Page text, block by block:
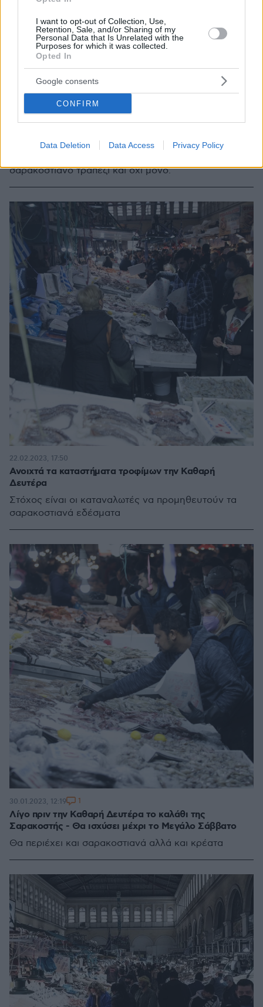
I want to opt-out of Collection, Use,
Retention, Sale, and/or Sharing of my
Personal Data that Is Unrelated with the
Purposes for which it was collected.
Opted In
Google consents
CONFIRM
Data Deletion Data Access Privacy Policy
Η ταραμοσαλάτα είναι από τους πιο δημοφιλείς
σαρακοστιανό τραπέζι και όχι μόνο.
24.02.2023, 10:40
Ανοιχτά τα καταστήματα τροφίμων την Καθαρή
Δευτέρα
Στόχος είναι οι καταναλωτές να προμηθευτούν τα
σαρακοστιανά εδέσματα
22.02.2023, 17:50
Λίγο πριν την Καθαρή Δευτέρα το καλάθι της
Σαρακοστής - Θα ισχύσει μέχρι το Μεγάλο Σάββατο
Θα περιέχει και σαρακοστιανά αλλά και κρέατα
30.01.2023, 12:19 1